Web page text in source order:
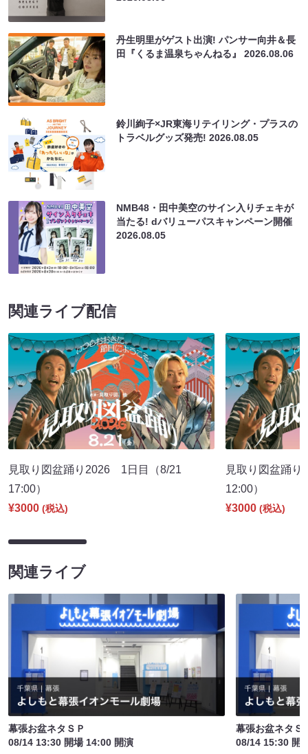
丹生明里がゲスト出演! パンサー向井＆長
田『くるま温泉ちゃんねる』2026.08.06
鈴川絢子×JR東海リテイリング・プラスの
トラベルグッズ発売!2026.08.05
NMB48・田中美空のサイン入りチェキが
当たる! dバリューパスキャンペーン開催
2026.08.05
関連ライブ配信
見取り図盆踊り2026 1日目（8/21
17:00）
¥3000 (税込)
見取り図盆踊
12:00）
¥3000 (税込)
関連ライブ
幕張お盆ネタＳＰ
08/14 13:30 開場 14:00 開演
幕張お盆ネタＳ
08/14 15:30 開